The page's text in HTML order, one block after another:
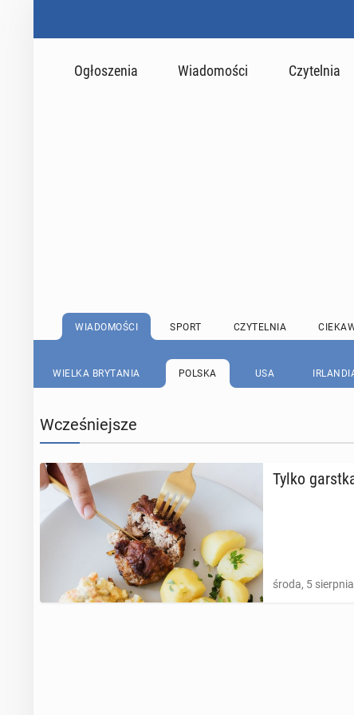
Ogłoszenia Wiadomości Czytelnia
WIADOMOŚCI SPORT CZYTELNIA
WIELKA BRYTANIA POLSKA USA
Wcześniejsze
Tylko
środa, 5